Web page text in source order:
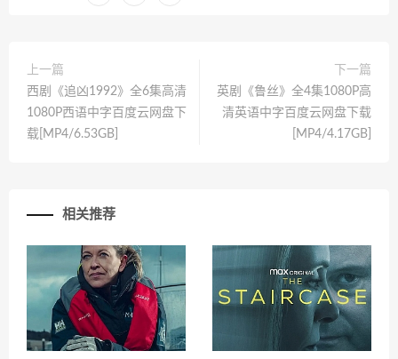
上一篇
西剧《追凶1992》全6集高清
1080P西语中字百度云网盘下
载[MP4/6.53GB]
下一篇
英剧《鲁丝》全4集1080P高
清英语中字百度云网盘下载
[MP4/4.17GB]
相关推荐